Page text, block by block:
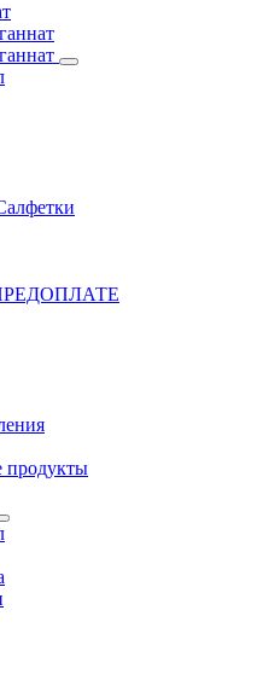
ПРЕДОПЛАТЕ
продукты